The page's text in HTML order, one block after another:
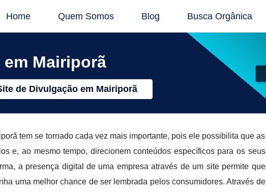
Home Quem Somos Blog Busca Orgânica
Mairiporã
de Divulgação em Mairiporã
tem se tornado cada vez mais importante, pois ele possibilita que as
e, ao mesmo tempo, direcionem conteúdos específicos para os seus
a presença digital de uma empresa através de um site permite que
uma melhor chance de ser lembrada pelos consumidores. Através de